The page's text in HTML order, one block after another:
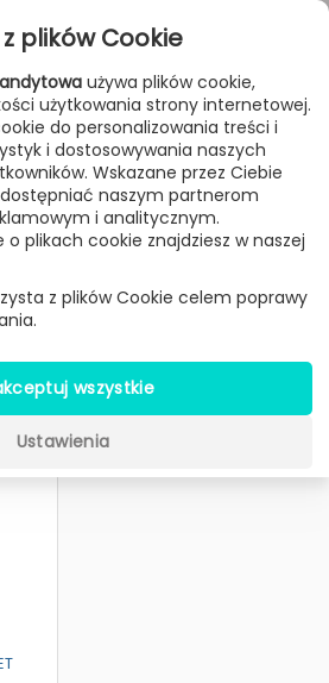
& SORTOWANIE
Zuiver
plików Cookie
używa plików cookie,
użytkowania strony internetowej.
do personalizowania treści i
i dostosowywania naszych
Wskazane przez Ciebie
naszym partnerom
i analitycznym.
plikach cookie znajdziesz w naszej
z plików Cookie celem poprawy
wszystkie
Ustawienia